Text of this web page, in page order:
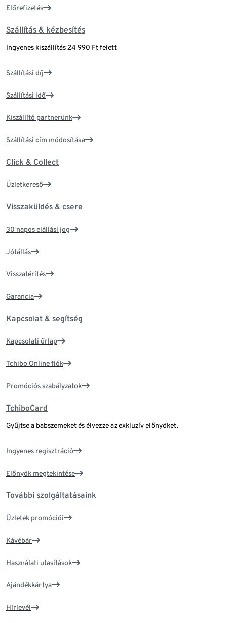
Előrefizetés
Szállítás & kézbesítés
Ingyenes kiszállítás 24 990 Ft felett
Szállítási díj
Szállítási idő
Kiszállító partnerünk
Szállítási cím módosítása
Click & Collect
Üzletkereső
Visszaküldés & csere
30 napos elállási jog
Jótállás
Visszatérítés
Garancia
Kapcsolat & segítség
Kapcsolati űrlap
Tchibo Online fiók
Promóciós szabályzatok
TchiboCard
Gyűjtse a babszemeket és élvezze az exkluzív előnyöket.
Ingyenes regisztráció
Előnyök megtekintése
További szolgáltatásaink
Üzletek promóciói
Kávébár
Használati utasítások
Ajándékkártya
Hírlevél